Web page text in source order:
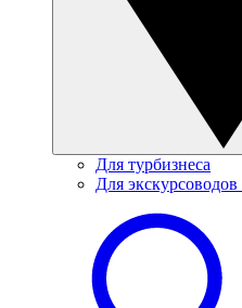
Для турбизнеса
Для